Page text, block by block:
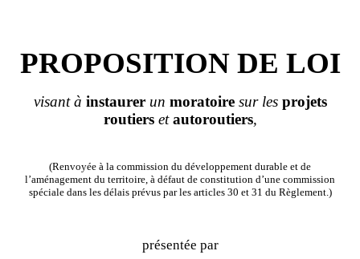
PROPOSITION DE LOI
visant à instaurerun moratoiresur les projets
routiersetautoroutiers,
(Renvoyée à la commission du développement durable et de
l’aménagement du territoire, à défaut de constitution d’une commission
spéciale dans les délais prévus par les articles 30 et 31 du Règlement.)
présentée par